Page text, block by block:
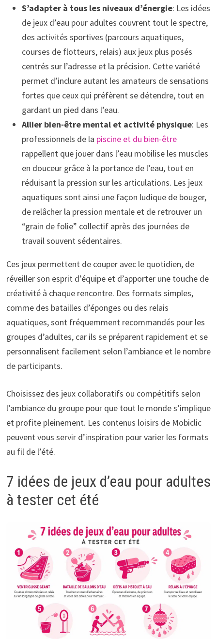
S’adapter à tous les niveaux d’énergie: Les idées
de jeux d’eau pour adultes couvrent tout le spectre,
des activités sportives (parcours aquatiques,
courses de flotteurs, relais) aux jeux plus posés
centrés sur l’adresse et la précision. Cette variété
permet d’inclure autant les amateurs de sensations
fortes que ceux qui préfèrent se détendre, tout en
gardant un pied dans l’eau.
Allier bien-être mental et activité physique: Les
professionnels de la piscine et du bien-être
rappellent que jouer dans l’eau mobilise les muscles
en douceur grâce à la portance de l’eau, tout en
réduisant la pression sur les articulations. Les jeux
aquatiques sont ainsi une façon ludique de bouger,
de relâcher la pression mentale et de retrouver un
“grain de folie” collectif après des journées de
travail souvent sédentaires.
Ces jeux permettent de couper avec le quotidien, de
réveiller son esprit d’équipe et d’apporter une touche de
créativité à chaque rencontre. Des formats simples,
comme des batailles d’éponges ou des relais
aquatiques, sont fréquemment recommandés pour les
groupes d’adultes, car ils se préparent rapidement et se
personnalisent facilement selon l’ambiance et le nombre
de participants.
Choisissez des jeux collaboratifs ou compétitifs selon
l’ambiance du groupe pour que tout le monde s’implique
et profite pleinement. Les contenus loisirs de Mobiclic
peuvent vous servir d’inspiration pour varier les formats
au fil de l’été.
7 idées de jeux d’eau pour adultes
à tester cet été